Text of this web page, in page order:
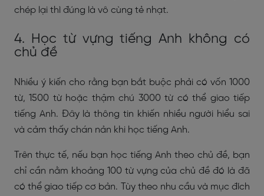
chép lại thì đúng là vô cùng tẻ nhạt.
4. Học từ vựng tiếng Anh không có
chủ đề
Nhiều ý kiến cho rằng bạn bắt buộc phải có vốn 1000
từ, 1500 từ hoặc thậm chú 3000 từ có thể giao tiếp
tiếng Anh. Đây là thông tin khiến nhiều người hiểu sai
và cảm thấy chán nản khi học tiếng Anh.
Trên thực tế, nếu bạn học tiếng Anh theo chủ đề, bạn
chỉ cần nằm khoảng 100 từ vựng của chủ đề đó là đã
có thể giao tiếp cơ bản. Tùy theo nhu cầu và mục đích